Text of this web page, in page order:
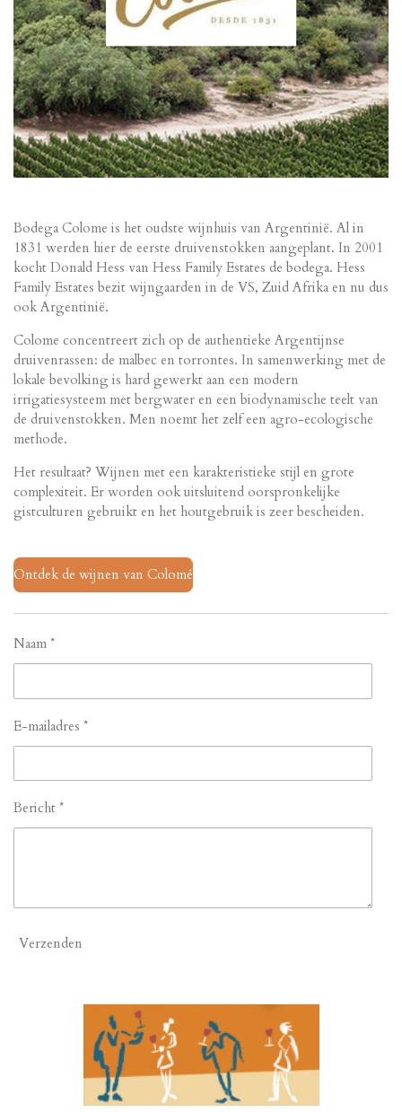
Bodega Colome is het oudste wijnhuis van Argentinië. Al in
1831 werden hier de eerste druivenstokken aangeplant. In 2001
kocht Donald Hess van Hess Family Estates de bodega. Hess
Family Estates bezit wijngaarden in de VS, Zuid Afrika en nu dus
ook Argentinië.
Colome concentreert zich op de authentieke Argentijnse
druivenrassen: de malbec en torrontes. In samenwerking met de
lokale bevolking is hard gewerkt aan een modern
irrigatiesysteem met bergwater en een biodynamische teelt van
de druivenstokken. Men noemt het zelf een agro-ecologische
methode.
Het resultaat? Wijnen met een karakteristieke stijl en grote
complexiteit. Er worden ook uitsluitend oorspronkelijke
gistculturen gebruikt en het houtgebruik is zeer bescheiden.
Ontdek de wijnen van Colomé
Naam *
E-mailadres *
Bericht *
Verzenden